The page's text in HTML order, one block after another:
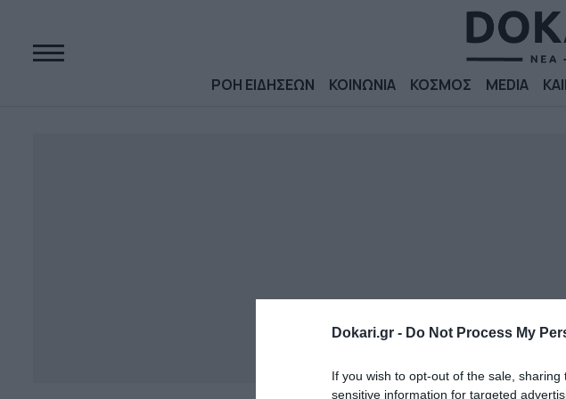
Dokari.gr - Do Not Process My
If you wish to opt-out of the sale,
sensitive information for targeted
ΡΟΗ ΕΙΔΗΣΕΩΝ ΚΟΙΝΩΝΙΑ ΚΟΣΜΟΣ MEDIA